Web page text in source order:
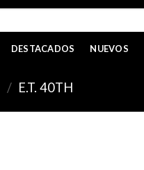
DESTACADOS NUEVOS
/ E.T. 40TH